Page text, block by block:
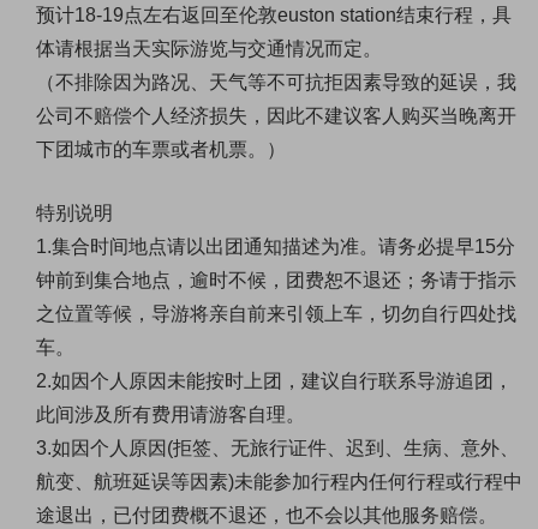
预计18-19点左右返回至伦敦euston station结束行程，具
体请根据当天实际游览与交通情况而定。
（不排除因为路况、天气等不可抗拒因素导致的延误，我
公司不赔偿个人经济损失，因此不建议客人购买当晚离开
下团城市的车票或者机票。）
特别说明
1.集合时间地点请以出团通知描述为准。 请务必提早15分
钟前到集合地点，逾时不候，团费恕不退还；务请于指示
之位置等候，导游将亲自前来引领上车，切勿自行四处找
车。
2.如因个人原因未能按时上团，建议自行联系导游追团，
此间涉及所有费用请游客自理。
3.如因个人原因(拒签、无旅行证件、迟到、生病、意外、
航变、航班延误等因素)未能参加行程内任何行程或行程中
途退出，已付团费概不退还，也不会以其他服务赔偿。